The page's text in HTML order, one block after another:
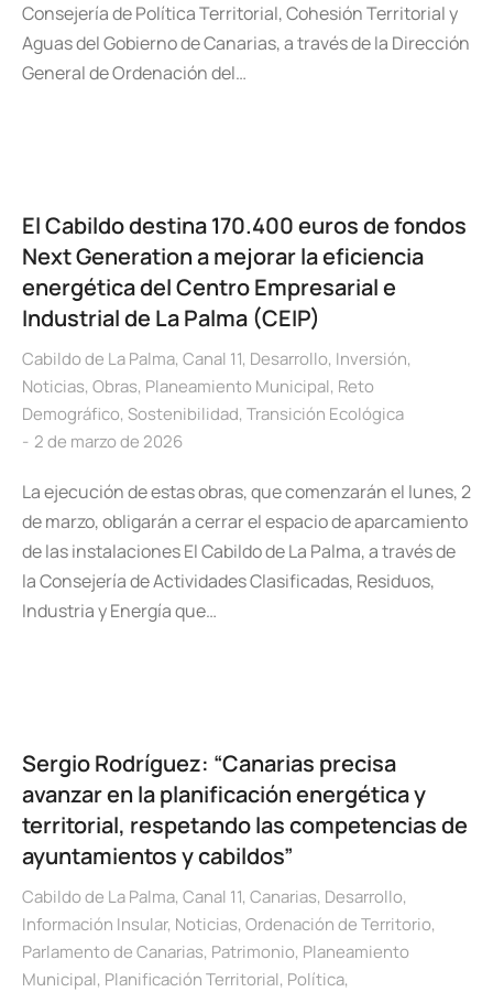
Consejería de Política Territorial, Cohesión Territorial y
Aguas del Gobierno de Canarias, a través de la Dirección
General de Ordenación del…
El Cabildo destina 170.400 euros de fondos
Next Generation a mejorar la eficiencia
energética del Centro Empresarial e
Industrial de La Palma (CEIP)
Cabildo de La Palma, Canal 11, Desarrollo, Inversión,
Noticias, Obras, Planeamiento Municipal, Reto
Demográfico, Sostenibilidad, Transición Ecológica
2 de marzo de 2026
La ejecución de estas obras, que comenzarán el lunes, 2
de marzo, obligarán a cerrar el espacio de aparcamiento
de las instalaciones El Cabildo de La Palma, a través de
la Consejería de Actividades Clasificadas, Residuos,
Industria y Energía que…
Sergio Rodríguez: “Canarias precisa
avanzar en la planificación energética y
territorial, respetando las competencias de
ayuntamientos y cabildos”
Cabildo de La Palma, Canal 11, Canarias, Desarrollo,
Información Insular, Noticias, Ordenación de Territorio,
Parlamento de Canarias, Patrimonio, Planeamiento
Municipal, Planificación Territorial, Política,